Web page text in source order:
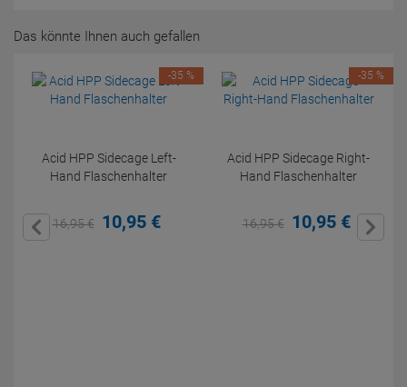
Das könnte Ihnen auch gefallen
Acid HPP Sidecage Left-
Hand Flaschenhalter
16,95€ 10,95 €
-35 %
Acid HPP Sidecage Right-
Hand Flaschenhalter
16,95€ 10,95 €
-35 %